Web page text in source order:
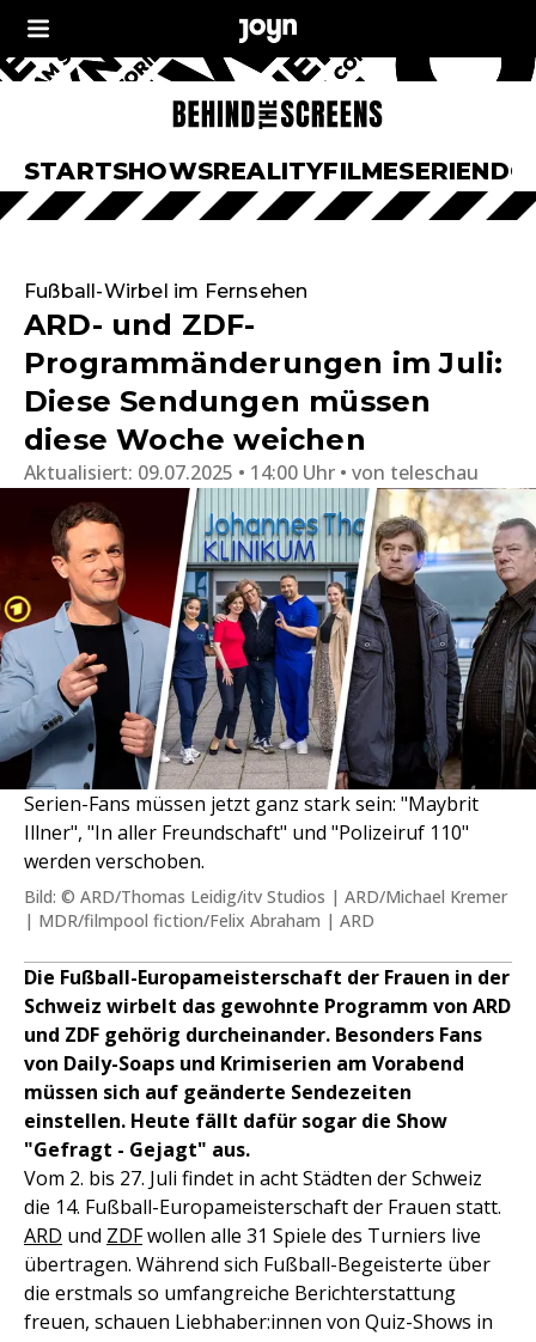
STARTSHOWSREALITYFILMESERIEN
Fußball-Wirbel im Fernsehen
ARD- und ZDF-
Programmänderungen im Juli:
Diese Sendungen müssen
diese Woche weichen
Aktualisiert: 09.07.2025 • 14:00 Uhr von teleschau
Serien-Fans müssen jetzt ganz stark sein: "Maybrit
Illner", "In aller Freundschaft" und "Polizeiruf 110"
werden verschoben.
Bild: © ARD/Thomas Leidig/itv Studios | ARD/Michael Kremer
| MDR/filmpool fiction/Felix Abraham | ARD
Die Fußball-Europameisterschaft der Frauen in der
Schweiz wirbelt das gewohnte Programm von ARD
und ZDF gehörig durcheinander. Besonders Fans
von Daily-Soaps und Krimiserien am Vorabend
müssen sich auf geänderte Sendezeiten
einstellen. Heute fällt dafür sogar die Show
"Gefragt - Gejagt" aus.
Vom 2. bis 27. Juli findet in acht Städten der Schweiz
die 14. Fußball-Europameisterschaft der Frauen statt.
ARD und ZDFwollen alle 31 Spiele des Turniers live
übertragen. Während sich Fußball-Begeisterte über
die erstmals so umfangreiche Berichterstattung
freuen, schauen Liebhaber:innen von Quiz-Shows in